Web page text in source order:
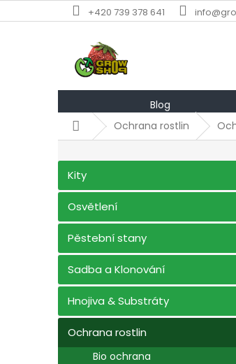
na
+420 739 378 641
Blog
DomůOchrana rostlin
o
t
a
n
p
n
l
kategorie
Kity
Osvětlení
Pěstební stany
Sadba a Klonování
Hnojiva & Substráty
Ochrana rostlin
Bio ochrana